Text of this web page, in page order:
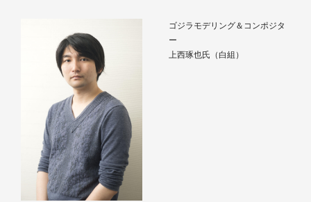
ゴジラモデリング＆コンポジタ
ー
上西琢也氏（白組）